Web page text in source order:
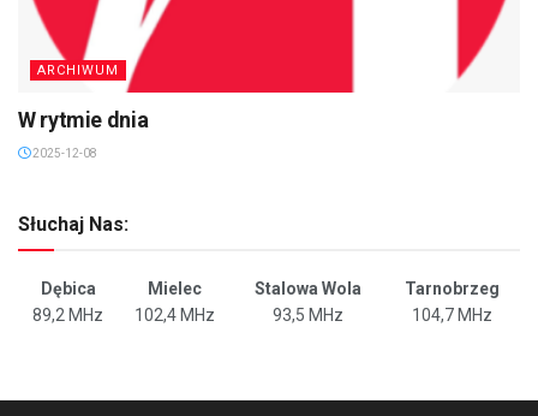
ARCHIWUM
W rytmie dnia
2025-12-08
Słuchaj Nas:
Dębica Mielec Stalowa Wola
Tarnobrzeg
89,2 MHz
102,4 MHz 93,5 MHz 104,7 MHz